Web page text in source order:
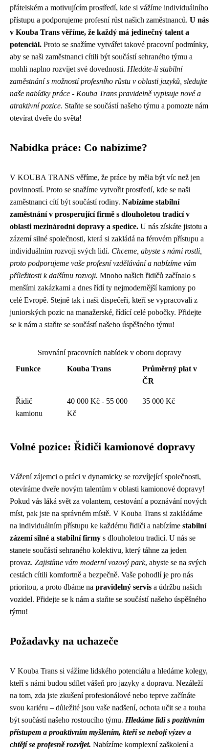
přátelském a motivujícím prostředí, kde si vážíme individuálního
přístupu a podporujeme profesní růst našich zaměstnanců. U nás
v Kouba Trans věříme, že každý má jedinečný talent a
potenciál. Proto se snažíme vytvářet takové pracovní podmínky,
aby se naši zaměstnanci cítili být součástí sehraného týmu a
mohli naplno rozvíjet své dovednosti. Hledáte-li stabilní
zaměstnání s možností profesního růstu v oblasti jazyků, sledujte
naše nabídky práce - Kouba Trans pravidelně vypisuje nové a
atraktivní pozice. Staňte se součástí našeho týmu a pomozte nám
otevírat dveře do světa!
Nabídka práce: Co nabízíme?
V KOUBA TRANS věříme, že práce by měla být víc než jen
povinností. Proto se snažíme vytvořit prostředí, kde se naši
zaměstnanci cítí být součástí rodiny. Nabízíme stabilní
zaměstnání v prosperující firmě s dlouholetou tradicí v
oblasti mezinárodní dopravy a spedice. U nás získáte jistotu a
zázemí silné společnosti, která si zakládá na férovém přístupu a
individuálním rozvoji svých lidí. Chceme, abyste s námi rostli,
proto podporujeme vaše profesní vzdělávání a nabízíme vám
příležitosti k dalšímu rozvoji. Mnoho našich řidičů začínalo s
menšími zakázkami a dnes řídí ty nejmodernější kamiony po
celé Evropě. Stejně tak i naši dispečeři, kteří se vypracovali z
juniorských pozic na manažerské, řídící celé pobočky. Přidejte
se k nám a staňte se součástí našeho úspěšného týmu!
Srovnání pracovních nabídek v oboru dopravy
Funkce
Kouba Trans
Průměrný plat v
ČR
Řidič
kamionu
40 000 Kč - 55 000
Kč
35 000 Kč
Volné pozice: Řidiči kamionové dopravy
Vážení zájemci o práci v dynamicky se rozvíjející společnosti,
otevíráme dveře novým talentům v oblasti kamionové dopravy!
Pokud vás láká svět za volantem, cestování a poznávání nových
míst, pak jste na správném místě. V Kouba Trans si zakládáme
na individuálním přístupu ke každému řidiči a nabízíme stabilní
zázemí silné a stabilní firmy s dlouholetou tradicí. U nás se
stanete součástí sehraného kolektivu, který táhne za jeden
provaz. Zajistíme vám moderní vozový park, abyste se na svých
cestách cítili komfortně a bezpečně. Vaše pohodlí je pro nás
prioritou, a proto dbáme na pravidelný servis a údržbu našich
vozidel. Přidejte se k nám a staňte se součástí našeho úspěšného
týmu!
Požadavky na uchazeče
V Kouba Trans si vážíme lidského potenciálu a hledáme kolegy,
kteří s námi budou sdílet vášeň pro jazyky a dopravu. Nezáleží
na tom, zda jste zkušení profesionálové nebo teprve začínáte
svou kariéru – důležité jsou vaše nadšení, ochota učit se a touha
být součástí našeho rostoucího týmu. Hledáme lidi s pozitivním
přístupem a proaktivním myšlením, kteří se nebojí výzev a
chtějí se profesně rozvíjet. Nabízíme komplexní zaškolení a